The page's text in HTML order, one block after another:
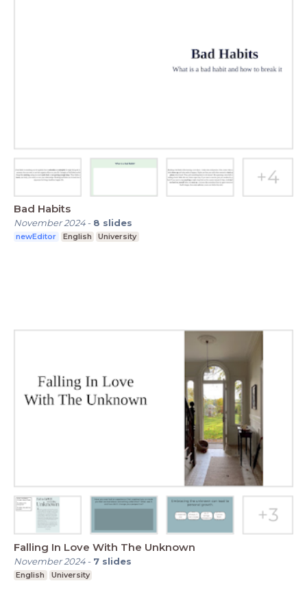
Bad Habits
November 2024- 8 slides
newEditor English University
Falling In Love With The Unknown
November 2024- 7 slides
English University